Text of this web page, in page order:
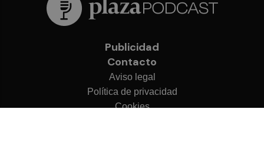
Publicidad
Contacto
Aviso legal
Política de privacidad
Cookies